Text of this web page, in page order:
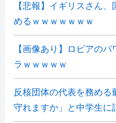
【悲報】イギリスさん
めるｗｗｗｗｗｗｗ
【画像あり】ロピアの
ラｗｗｗｗｗ
反核団体の代表を務め
守れますか」と中学生